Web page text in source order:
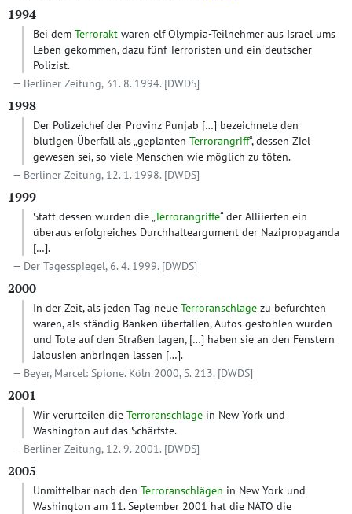
1994
Bei dem Terrorakt waren elf Olympia-Teilnehmer aus Israel ums
Leben gekommen, dazu fünf Terroristen und ein deutscher
Polizist.
Berliner Zeitung, 31. 8. 1994. [DWDS]
1998
Der Polizeichef der Provinz Punjab […] bezeichnete den
blutigen Überfall als „geplanten Terrorangriff“, dessen Ziel
gewesen sei, so viele Menschen wie möglich zu töten.
Berliner Zeitung, 12. 1. 1998. [DWDS]
1999
Statt dessen wurden die „Terrorangriffe“ der Alliierten ein
überaus erfolgreiches Durchhalteargument der Nazipropaganda
[…].
Der Tagesspiegel, 6. 4. 1999. [DWDS]
2000
In der Zeit, als jeden Tag neue Terroranschläge zu befürchten
waren, als ständig Banken überfallen, Autos gestohlen wurden
und Tote auf den Straßen lagen, […] haben sie an den Fenstern
Jalousien anbringen lassen […].
Beyer, Marcel: Spione. Köln 2000, S. 213. [DWDS]
2001
Wir verurteilen die Terroranschläge in New York und
Washington auf das Schärfste.
Berliner Zeitung, 12. 9. 2001. [DWDS]
2005
Unmittelbar nach den Terroranschlägen in New York und
Washington am 11. September 2001 hat die NATO die